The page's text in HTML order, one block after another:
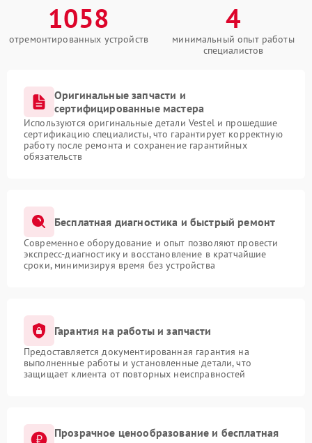
1058
отремонтированных устройств
4
минимальный опыт работы
специалистов
Оригинальные запчасти и
сертифицированные мастера
Используются оригинальные детали Vestel и прошедшие
сертификацию специалисты, что гарантирует корректную
работу после ремонта и сохранение гарантийных
обязательств
Бесплатная диагностика и быстрый ремонт
Современное оборудование и опыт позволяют провести
экспресс-диагностику и восстановление в кратчайшие
сроки, минимизируя время без устройства
Гарантия на работы и запчасти
Предоставляется документированная гарантия на
выполненные работы и установленные детали, что
защищает клиента от повторных неисправностей
Прозрачное ценообразование и бесплатная